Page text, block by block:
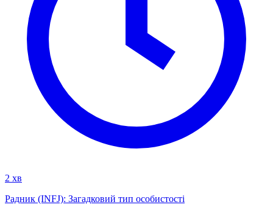
2 хв
Радник (INFJ): Загадковий тип особистості